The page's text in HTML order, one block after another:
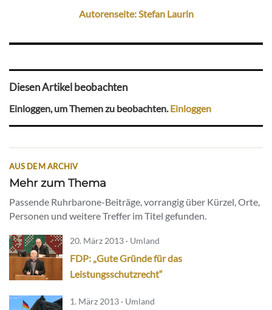
Autorenseite: Stefan Laurin
Diesen Artikel beobachten
Einloggen, um Themen zu beobachten.Einloggen
AUS DEM ARCHIV
Mehr zum Thema
Passende Ruhrbarone-Beiträge, vorrangig über Kürzel, Orte,
Personen und weitere Treffer im Titel gefunden.
20. März 2013 · Umland
FDP: „Gute Gründe für das
Leistungsschutzrecht“
1. März 2013 · Umland